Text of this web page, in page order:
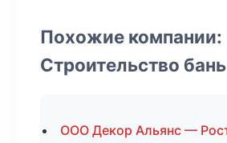
Похожие компании:
Строительство бань
ООО Декор Альянс —